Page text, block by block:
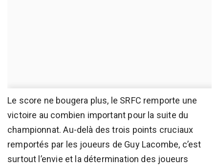
Le score ne bougera plus, le SRFC remporte une
victoire au combien important pour la suite du
championnat. Au-delà des trois points cruciaux
remportés par les joueurs de Guy Lacombe, c’est
surtout l’envie et la détermination des joueurs